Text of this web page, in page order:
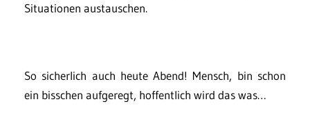
Situationen austauschen.
So sicherlich auch heute Abend! Mensch, bin schon
ein bisschen aufgeregt, hoffentlich wird das was…